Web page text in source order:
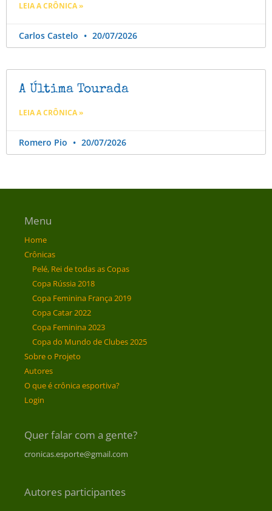
LEIA A CRÔNICA »
Carlos Castelo 20/07/2026
A Última Tourada
LEIA A CRÔNICA »
Romero Pio 20/07/2026
Menu
Home
Crônicas
Pelé, Rei de todas as Copas
Copa Rússia 2018
Copa Feminina França 2019
Copa Catar 2022
Copa Feminina 2023
Copa do Mundo de Clubes 2025
Sobre o Projeto
Autores
O que é crônica esportiva?
Login
Quer falar com a gente?
cronicas.esporte@gmail.com
Autores participantes